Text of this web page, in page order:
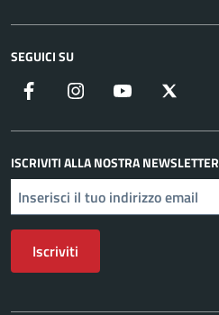
SEGUICI SU
Facebook Instagram YouTube
ISCRIVITI ALLA NOSTRA NEWSLETTER